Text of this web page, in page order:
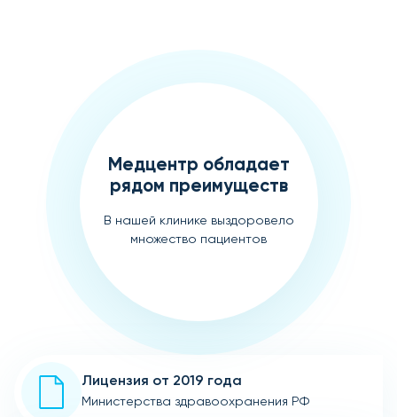
Медцентр обладает
рядом преимуществ
В нашей клинике выздоровело
множество пациентов
Лицензия от 2019 года
Министерства здравоохранения РФ